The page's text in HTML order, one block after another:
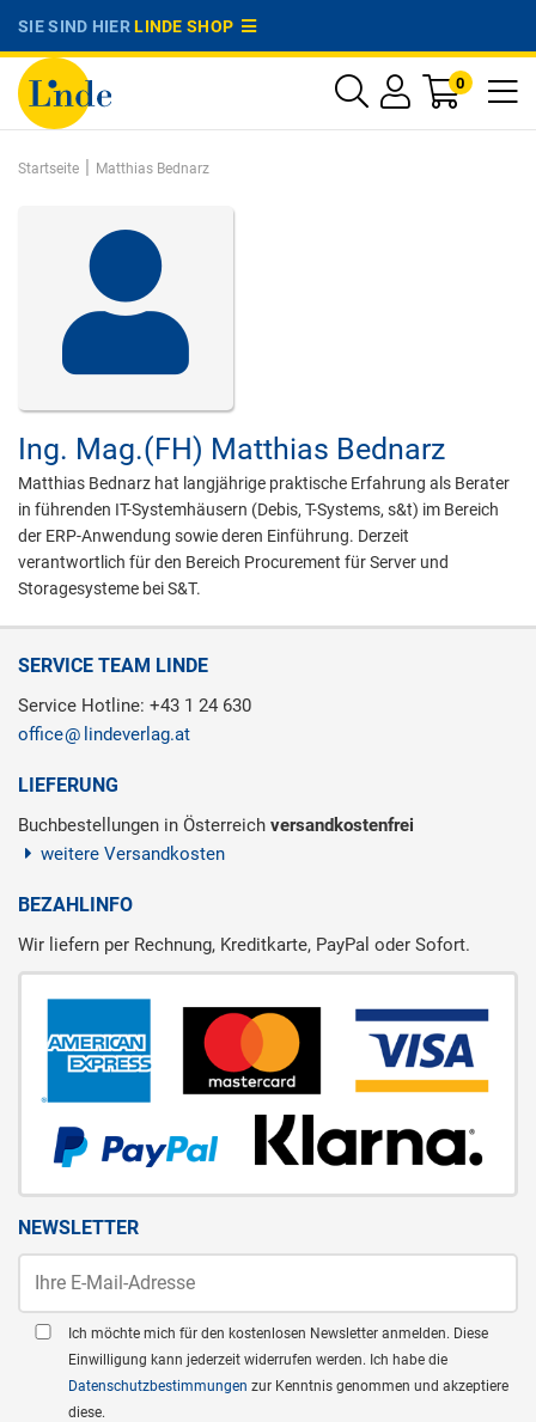
SIE SIND HIERLINDE SHOP
0
Startseite | Matthias Bednarz
Ing. Mag.(FH) Matthias Bednarz
Matthias Bednarz hat langjährige praktische Erfahrung als Berater
in führenden IT-Systemhäusern (Debis, T-Systems, s&t) im Bereich
der ERP-Anwendung sowie deren Einführung. Derzeit
verantwortlich für den Bereich Procurement für Server und
Storagesysteme bei S&T.
SERVICE TEAM LINDE
Service Hotline: +43 1 24 630
office
lindeverlag.at
LIEFERUNG
Buchbestellungen in Österreich versandkostenfrei
weitere Versandkosten
BEZAHLINFO
Wir liefern per Rechnung, Kreditkarte, PayPal oder Sofort.
NEWSLETTER
Ich möchte mich für den kostenlosen Newsletter anmelden. Diese
Einwilligung kann jederzeit widerrufen werden. Ich habe die
Datenschutzbestimmungen zur Kenntnis genommen und akzeptiere
diese.